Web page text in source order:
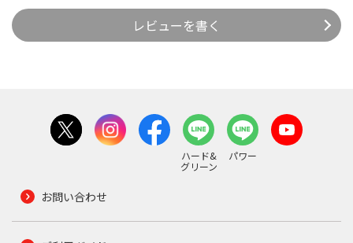
レビューを書く
ハード&
グリーン
パワー
お問い合わせ